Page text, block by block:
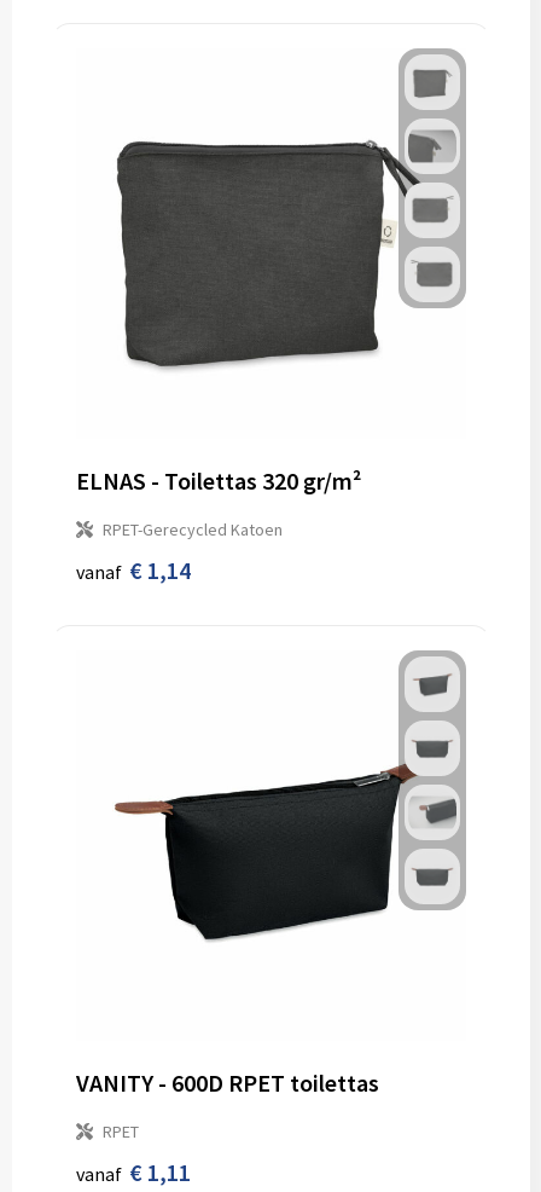
ELNAS - Toilettas 320 gr/m²
RPET-Gerecycled Katoen
vanaf € 1,14
VANITY - 600D RPET toilettas
RPET
vanaf € 1,11